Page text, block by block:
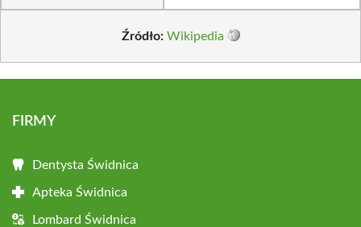
Źródło: Wikipedia
FIRMY
Dentysta Świdnica
Apteka Świdnica
Lombard Świdnica